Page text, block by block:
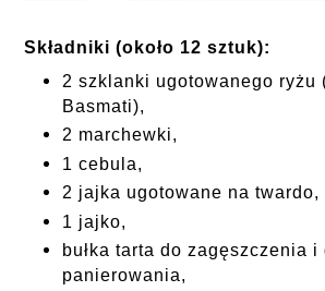
Składniki (około 12 sztuk):
2 szklanki ugotowanego ryżu
Basmati),
2 marchewki,
1 cebula,
2 jajka ugotowane na twardo,
1 jajko,
bułka tarta do zagęszczenia i
panierowania,